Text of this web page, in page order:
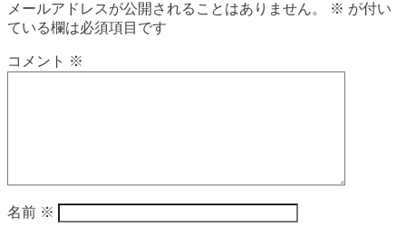
メールアドレスが公開されることはありません。 ※ が付い
ている欄は必須項目です
コメント ※
名前 ※